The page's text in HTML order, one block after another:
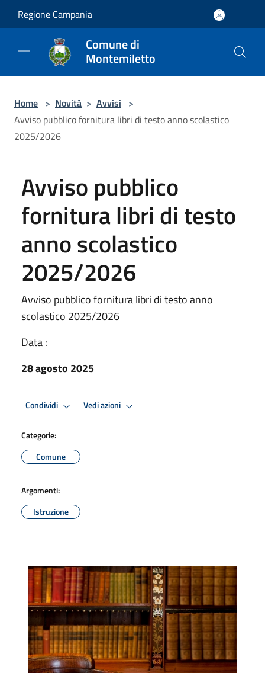
Regione Campania
Comune di
Montemiletto
Home > Novità > Avvisi >
Avviso pubblico fornitura libri di testo anno scolastico
2025/2026
Avviso pubblico
fornitura libri di testo
anno scolastico
2025/2026
Avviso pubblico fornitura libri di testo anno
scolastico 2025/2026
Data :
28 agosto 2025
Condividi Vedi azioni
Categorie:
Comune
Argomenti:
Istruzione